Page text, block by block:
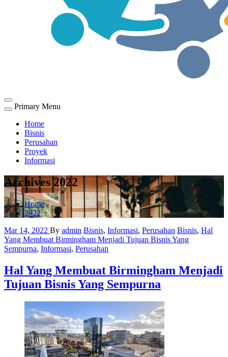
Primary Menu
Home
Bisnis
Perusahan
Proyek
Informasi
Archives 2022
Home
2022
Mar 14, 2022 By admin Bisnis, Informasi, Perusahan Bisnis, Hal
Yang Membuat Birmingham Menjadi Tujuan Bisnis Yang
Sempurna, Informasi, Perusahan
Hal Yang Membuat Birmingham Menjadi
Tujuan Bisnis Yang Sempurna